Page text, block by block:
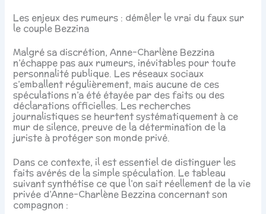
Les enjeux des rumeurs : démêler le vrai du faux sur
le couple Bezzina
Malgré sa discrétion, Anne-Charlène Bezzina
n’échappe pas aux rumeurs, inévitables pour toute
personnalité publique. Les réseaux sociaux
s’emballent régulièrement, mais aucune de ces
spéculations n’a été étayée par des faits ou des
déclarations officielles. Les recherches
journalistiques se heurtent systématiquement à ce
mur de silence, preuve de la détermination de la
juriste à protéger son monde privé.
Dans ce contexte, il est essentiel de distinguer les
faits avérés de la simple spéculation. Le tableau
suivant synthétise ce que l’on sait réellement de la vie
privée d’Anne-Charlène Bezzina concernant son
compagnon :